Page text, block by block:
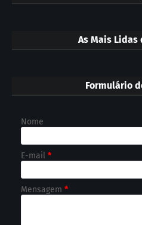
As Mais Lidas
Formulário
Nome
E-mail *
Mensagem *